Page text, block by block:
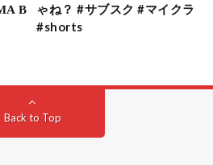
В
ゃね？ #サブスク #マイクラ
#shorts
Back to Top